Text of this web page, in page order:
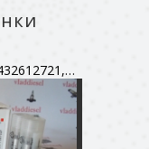
105017-3120,DLLA158PN312,9432612721,ME755426